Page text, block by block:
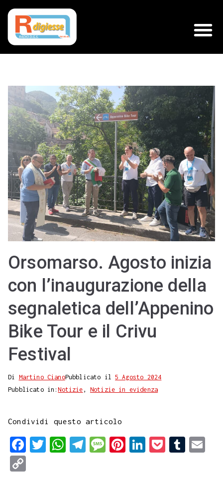
Orsomarso. Agosto inizia
con l’inaugurazione della
segnaletica dell’Appenino
Bike Tour e il Crivu
Festival
Di Martino CianoPubblicato il5 Agosto 2024
Pubblicato in:Notizie , Notizie in evidenza
Condividi questo articolo
F
T
W
T
M
P
L
T